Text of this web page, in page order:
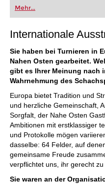
Weltmeisterschaft besiegen
Mathematiklehrer blieb Euwe
Schachspieler der Niederlande
Landesmeisterschaften hält
Nach dem Gewinn der
Euwe eine Zeitlang auch der
1937 verlor er den Titel im
Alexander Aljechin wieder.
Mehr...
Internationale
Sie haben bei Turnieren in
Nahen Osten gearbeitet.
gibt es Ihrer Meinung nach
Wahrnehmung des
Europa bietet Tradition und
und herzliche Gemeinschaft,
Sorgfalt, der Nahe Osten
Ambitionen mit erstklassiger
und Protokolle mögen
dasselbe: 64 Felder, auf
gemeinsame Freude
verpflichtet uns, ihr gerecht zu
Sie waren an der